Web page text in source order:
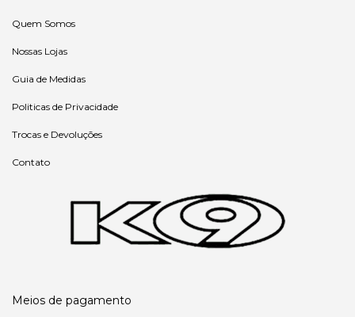
Quem Somos
Nossas Lojas
Guia de Medidas
Politicas de Privacidade
Trocas e Devoluções
Contato
Meios de pagamento